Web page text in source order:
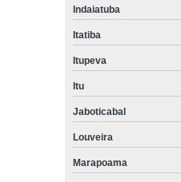
Indaiatuba
Itatiba
Itupeva
Itu
Jaboticabal
Louveira
Marapoama